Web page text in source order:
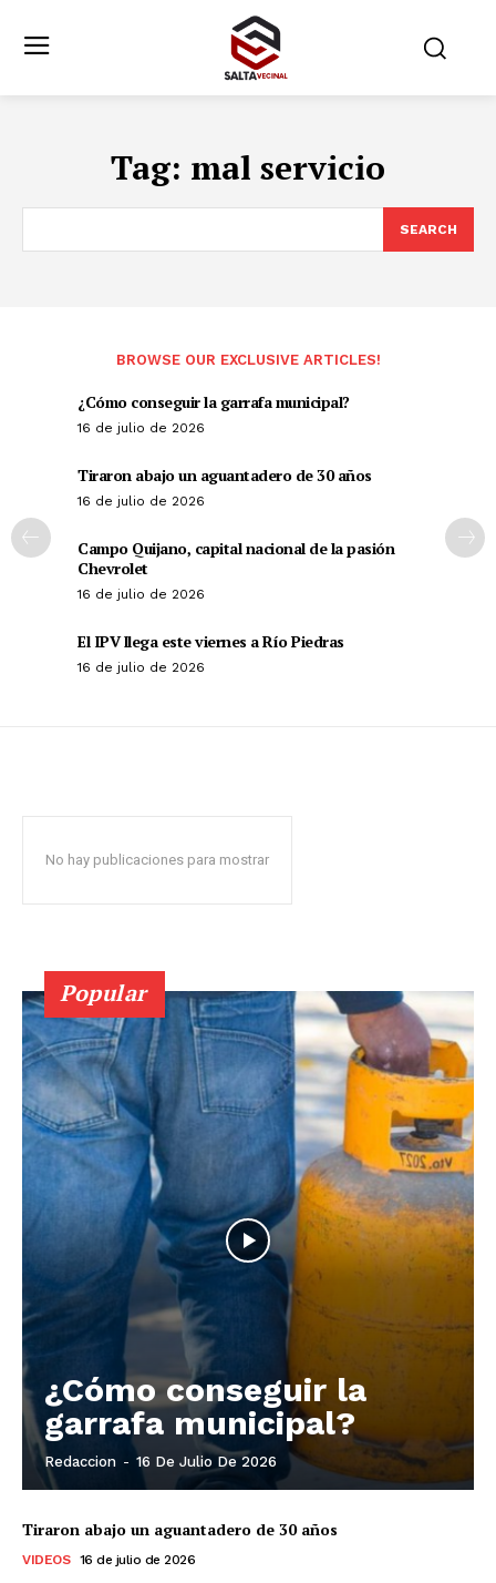
Tag: mal servicio
SEARCH
BROWSE OUR EXCLUSIVE ARTICLES!
¿Cómo conseguir la garrafa municipal?
16 de julio de 2026
Tiraron abajo un aguantadero de 30 años
16 de julio de 2026
Campo Quijano, capital nacional de la pasión
Chevrolet
16 de julio de 2026
El IPV llega este viernes a Río Piedras
16 de julio de 2026
No hay publicaciones para mostrar
Popular
¿Cómo conseguir la
garrafa municipal?
Redaccion - 16 De Julio De 2026
Tiraron abajo un aguantadero de 30 años
VIDEOS 16 de julio de 2026